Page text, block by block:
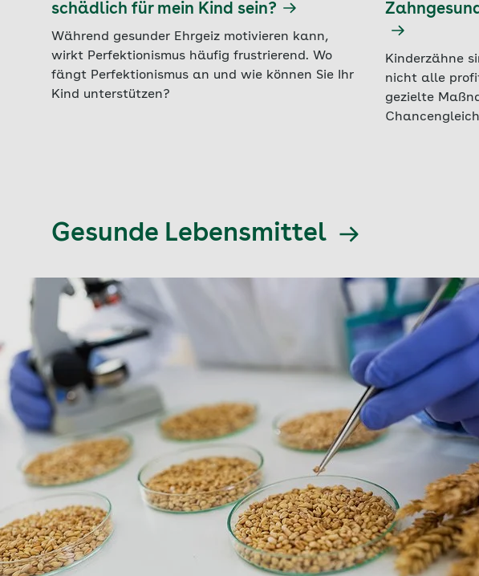
schädlich für mein Kind sein?
Während gesunder Ehrgeiz motivieren kann,
wirkt Perfektionismus häufig frustrierend. Wo
fängt Perfektionismus an und wie können Sie Ihr
Kind unterstützen?
Kinderzähne
nicht alle
gezielte
Gesunde Lebensmittel